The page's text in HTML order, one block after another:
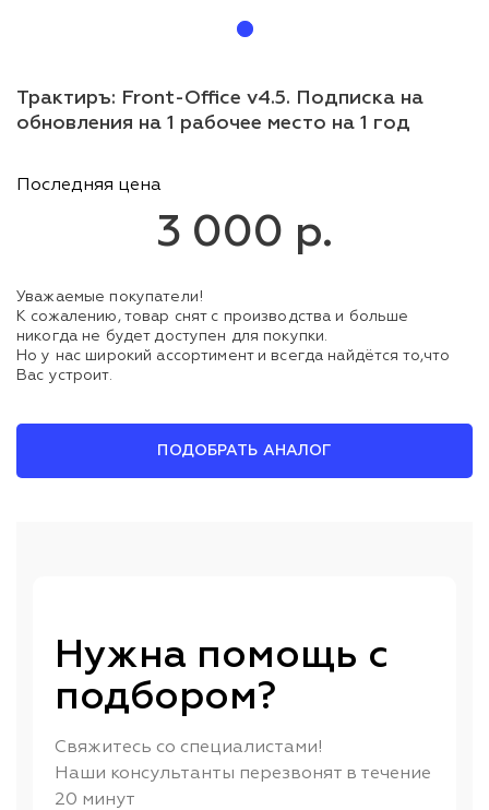
Трактиръ: Front-Office v4.5. Подписка на
обновления на 1 рабочее место на 1 год
Последняя цена
3 000 р.
Уважаемые покупатели!
К сожалению, товар снят с производства и больше
никогда не будет доступен для покупки.
Но у нас широкий ассортимент и всегда найдётся то,что
Вас устроит.
ПОДОБРАТЬ АНАЛОГ
Нужна помощь с
подбором?
Свяжитесь со специалистами!
Наши консультанты перезвонят в течение
20 минут